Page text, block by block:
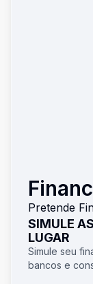
Pretende
SIMULE
LUGAR
Simule seu
bancos e